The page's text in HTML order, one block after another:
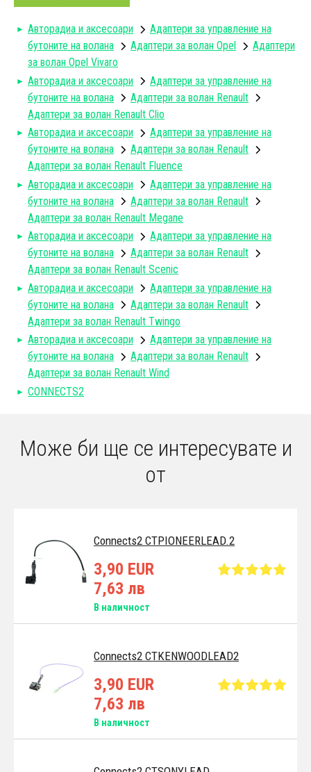
Авторадиa и аксесоари
Адаптери за управление на
бутоните на волана
Адаптери за волан Opel
Адаптери
за волан Opel Vivaro
Авторадиa и аксесоари
Адаптери за управление на
бутоните на волана
Aдаптери за волан Renault
Адаптери за волан Renault Clio
Авторадиa и аксесоари
Адаптери за управление на
бутоните на волана
Aдаптери за волан Renault
Адаптери за волан Renault Fluence
Авторадиa и аксесоари
Адаптери за управление на
бутоните на волана
Aдаптери за волан Renault
Адаптери за волан Renault Megane
Авторадиa и аксесоари
Адаптери за управление на
бутоните на волана
Aдаптери за волан Renault
Адаптери за волан Renault Scenic
Авторадиa и аксесоари
Адаптери за управление на
бутоните на волана
Aдаптери за волан Renault
Адаптери за волан Renault Twingo
Авторадиa и аксесоари
Адаптери за управление на
бутоните на волана
Aдаптери за волан Renault
Адаптери за волан Renault Wind
CONNECTS2
Може би ще се интересувате и
от
Connects2 CTPIONEERLEAD.2
3,90 EUR
7,63 лв
В наличност
Connects2 CTKENWOODLEAD2
3,90 EUR
7,63 лв
В наличност